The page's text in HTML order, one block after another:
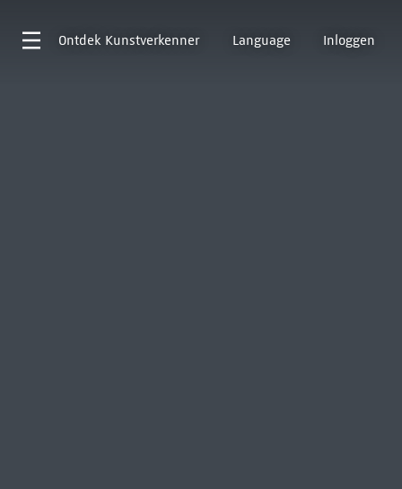
Ontdek Kunstverkenner Language Inloggen